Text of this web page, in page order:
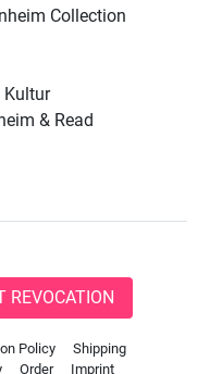
Collection
Kultur
& Read
REVOCATION
Policy
Shipping
Order Imprint